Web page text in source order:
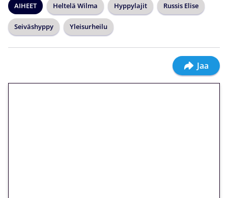
AIHEET Heltelä Wilma Hyppylajit Russis Elise
Seiväshyppy Yleisurheilu
Jaa